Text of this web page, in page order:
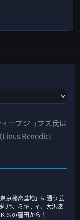
ィーブジョブズ氏は
Linus Benedict
京秘密基地」に通う芸
乃、ミキティ、大沢あ
Ｓの窪田から！